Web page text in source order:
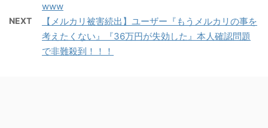
www
NEXT
【メルカリ被害続出】ユーザー『もうメルカリの事を
考えたくない』『36万円が失効した』本人確認問題
で非難殺到！！！